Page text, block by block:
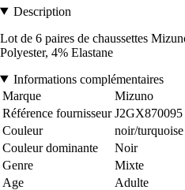
Description
Lot de 6 paires de chaussettes
Polyester, 4% Elastane
Informations complémentaires
Marque
Mizuno
Référence fournisseur J2GX870095
Couleur
noir/turquoise
Couleur dominante
Noir
Genre
Mixte
Age
Adulte